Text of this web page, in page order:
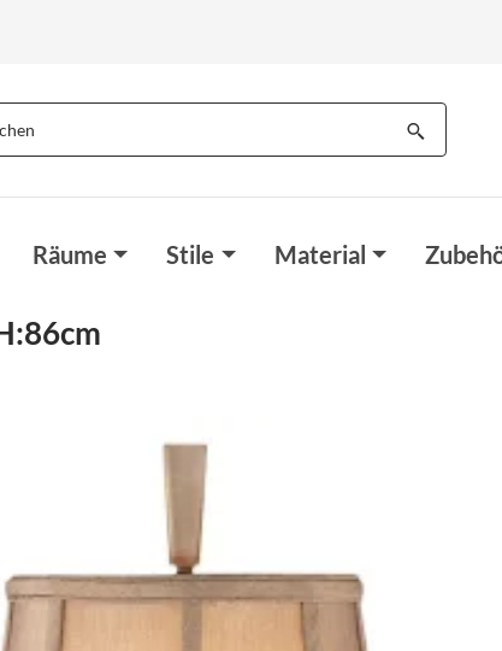
Räume Stile Material